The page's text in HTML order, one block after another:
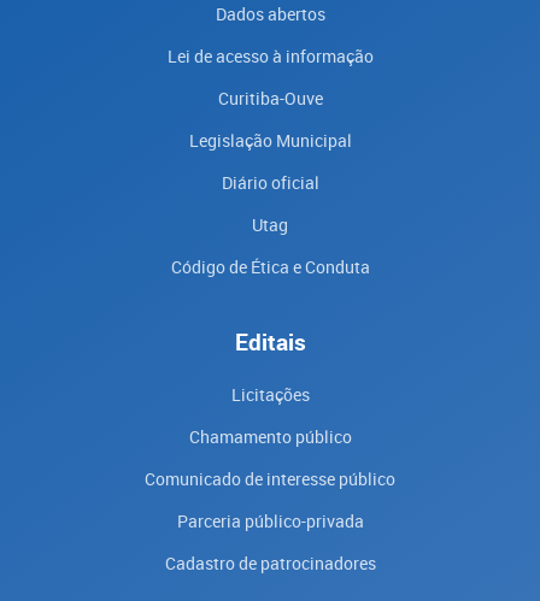
Dados abertos
Lei de acesso à informação
Curitiba-Ouve
Legislação Municipal
Diário oficial
Utag
Código de Ética e Conduta
Editais
Licitações
Chamamento público
Comunicado de interesse público
Parceria público-privada
Cadastro de patrocinadores